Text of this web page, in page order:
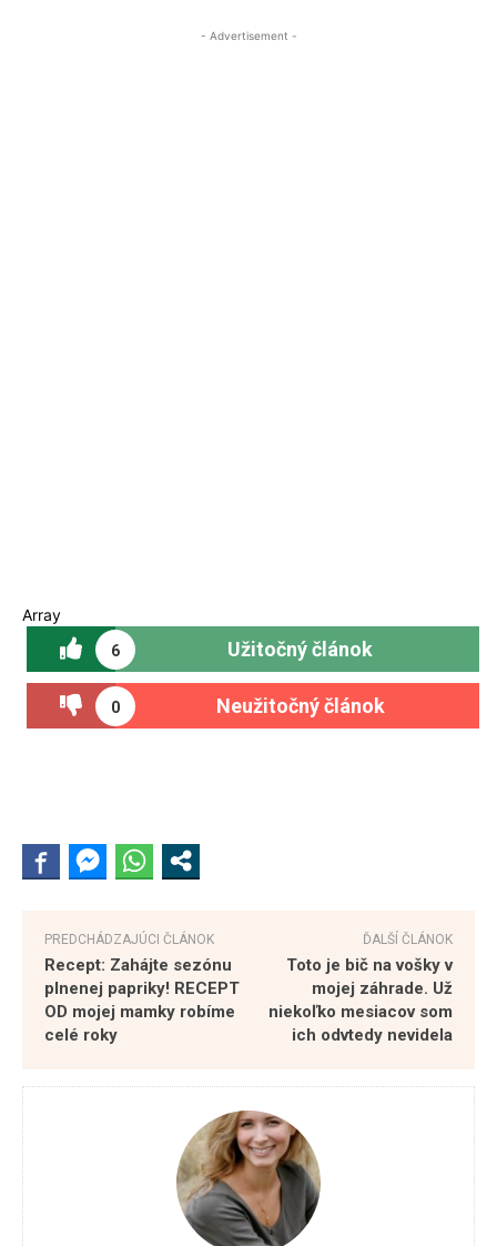
- Advertisement -
Array
6 Užitočný článok
0 Neužitočný článok
PREDCHÁDZAJÚCI ČLÁNOK
Recept: Zahájte sezónu
plnenej papriky! RECEPT
OD mojej mamky robíme
celé roky
ĎALŠÍ ČLÁNOK
Toto je bič na vošky v
mojej záhrade. Už
niekoľko mesiacov som
ich odvtedy nevidela